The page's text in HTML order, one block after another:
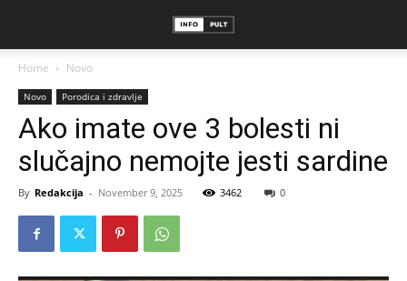
Home Novo
Novo Porodica i zdravlje
Ako imate ove 3 bolesti ni
slučajno nemojte jesti sardine
By Redakcija - November 9, 2025 3462 0